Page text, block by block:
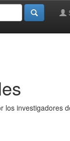
investigadores